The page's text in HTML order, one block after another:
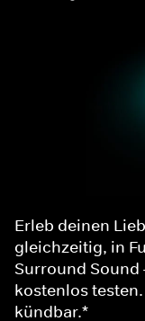
Erleb deinen
gleichzeitig, in
Surround Sound
kostenlos
kündbar.*